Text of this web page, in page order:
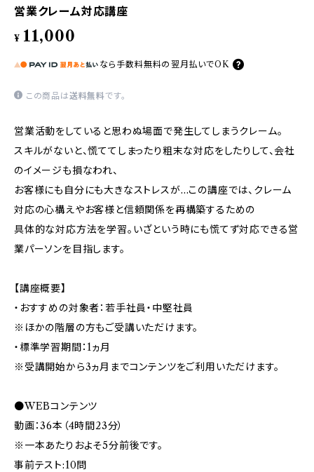
営業クレーム対応講座
¥ 11,000
なら 手数料無料の 翌月払いでOK
この商品は送料無料です。
営業活動をしていると思わぬ場面で発生してしまうクレーム。
スキルがないと、慌ててしまったり粗末な対応をしたりして、会社
のイメージも損なわれ、
お客様にも自分にも大きなストレスが…この講座では、クレーム
対応の心構えやお客様と信頼関係を再構築するための
具体的な対応方法を学習。いざという時にも慌てず対応できる営
業パーソンを目指します。
【講座概要】
・おすすめの対象者：若手社員・中堅社員
※ほかの階層の方もご受講いただけます。
・標準学習期間：1ヵ月
※受講開始から3ヵ月までコンテンツをご利用いただけます。
●WEBコンテンツ
動画：36本（4時間23分）
※一本あたりおよそ5分前後です。
事前テスト:10問